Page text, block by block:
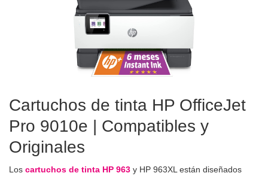
Cartuchos de tinta HP OfficeJet
Pro 9010e | Compatibles y
Originales
Los cartuchos de tinta HP 963 y HP 963XL están diseñados